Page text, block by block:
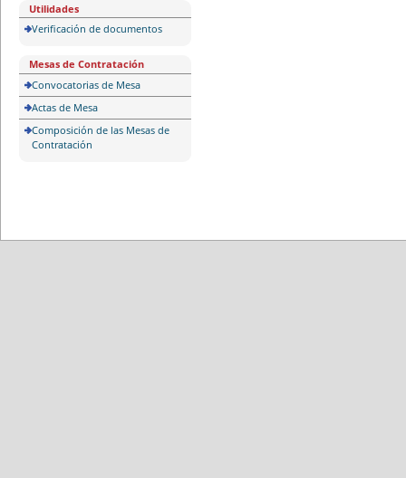
Utilidades
Verificación de documentos
Mesas de Contratación
Convocatorias de Mesa
Actas de Mesa
Composición de las Mesas de
Contratación